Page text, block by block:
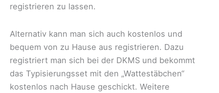
registrieren zu lassen.
Alternativ kann man sich auch kostenlos und
bequem von zu Hause aus registrieren. Dazu
registriert man sich bei der DKMS und bekommt
das Typisierungsset mit den „Wattestäbchen“
kostenlos nach Hause geschickt. Weitere